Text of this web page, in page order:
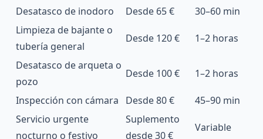
Desatasco de inodoro Desde 65 €
30–60 min
Limpieza de bajante o
tubería general
Desde 120 € 1–2 horas
Desatasco de arqueta o
pozo
Desde 100 € 1–2 horas
Inspección con cámara Desde 80 €
45–90 min
Servicio urgente
nocturno o festivo
Suplemento
desde 30 €
Variable